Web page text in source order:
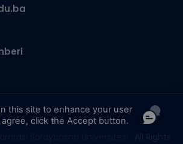
this site to enhance your user
agree, click the Accept button.